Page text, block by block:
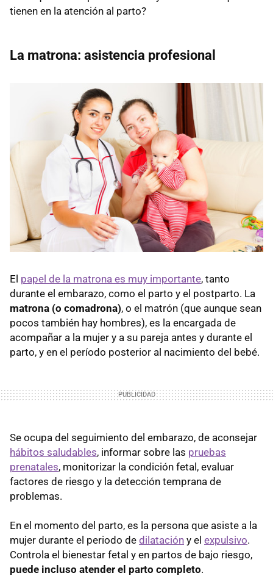
tienen en la atención al parto?
La matrona: asistencia profesional
El papel de la matrona es muy importante, tanto
durante el embarazo, como el parto y el postparto. La
matrona (o comadrona), o el matrón (que aunque sean
pocos también hay hombres), es la encargada de
acompañar a la mujer y a su pareja antes y durante el
parto, y en el período posterior al nacimiento del bebé.
Se ocupa del seguimiento del embarazo, de aconsejar
hábitos saludables, informar sobre las pruebas
prenatales, monitorizar la condición fetal, evaluar
factores de riesgo y la detección temprana de
problemas.
En el momento del parto, es la persona que asiste a la
mujer durante el periodo de dilatación y el expulsivo.
Controla el bienestar fetal y en partos de bajo riesgo,
puede incluso atender el parto completo.